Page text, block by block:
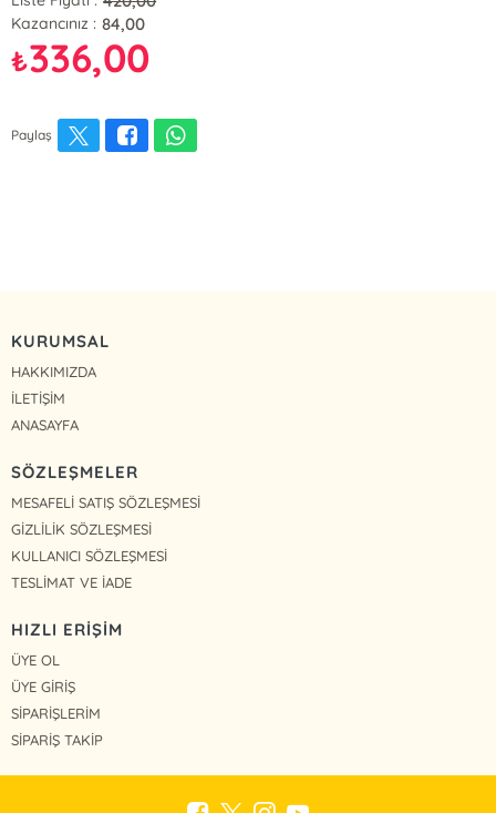
Kazancınız : 84,00
₺336,00
Paylaş
KURUMSAL
HAKKIMIZDA
İLETİŞİM
ANASAYFA
SÖZLEŞMELER
MESAFELİ SATIŞ SÖZLEŞMESİ
GİZLİLİK SÖZLEŞMESİ
KULLANICI SÖZLEŞMESİ
TESLİMAT VE İADE
HIZLI ERİŞİM
ÜYE OL
ÜYE GİRİŞ
SİPARİŞLERİM
SİPARİŞ TAKİP